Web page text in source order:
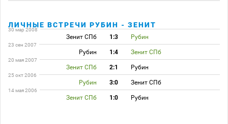
ЛИЧНЫЕ ВСТРЕЧИ РУБИН - ЗЕНИТ
30 мар 2008
Зенит СПб 1:3 Рубин
23 сен 2007
Рубин 1:4 Зенит СПб
20 мая 2007
Зенит СПб 2:1 Рубин
25 окт 2006
Рубин 3:0 Зенит СПб
14 мая 2006
Зенит СПб 1:0 Рубин